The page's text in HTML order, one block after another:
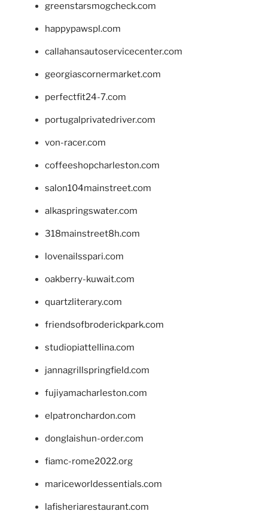
greenstarsmogcheck.com
happypawspl.com
callahansautoservicecenter.com
georgiascornermarket.com
perfectfit24-7.com
portugalprivatedriver.com
von-racer.com
coffeeshopcharleston.com
salon104mainstreet.com
alkaspringswater.com
318mainstreet8h.com
lovenailsspari.com
oakberry-kuwait.com
quartzliterary.com
friendsofbroderickpark.com
studiopiattellina.com
jannagrillspringfield.com
fujiyamacharleston.com
elpatronchardon.com
donglaishun-order.com
fiamc-rome2022.org
mariceworldessentials.com
lafisheriarestaurant.com